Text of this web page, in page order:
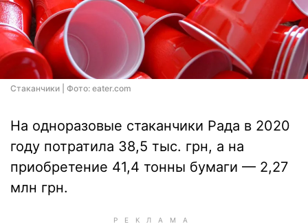
Стаканчики | Фото: eater.com
На одноразовые стаканчики Рада в 2020
году потратила 38,5 тыс. грн, а на
приобретение 41,4 тонны бумаги — 2,27
млн грн.